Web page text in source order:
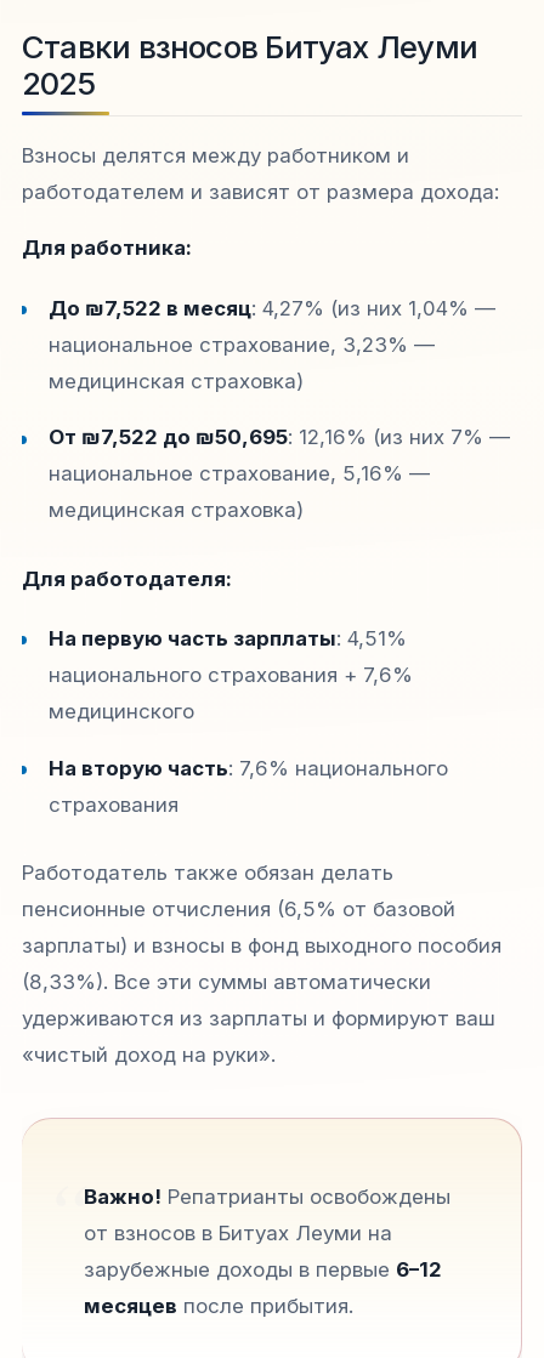
Ставки взносов Битуах Леуми
2025
Взносы делятся между работником и
работодателем и зависят от размера дохода:​​
Для работника:
До ₪7,522 в месяц: 4,27% (из них 1,04% —
национальное страхование, 3,23% —
медицинская страховка)​
От ₪7,522 до ₪50,695: 12,16% (из них 7% —
национальное страхование, 5,16% —
медицинская страховка)​
Для работодателя:
На первую часть зарплаты: 4,51%
национального страхования + 7,6%
медицинского​
На вторую часть: 7,6% национального
страхования​
Работодатель также обязан делать
пенсионные отчисления (6,5% от базовой
зарплаты) и взносы в фонд выходного пособия
(8,33%). Все эти суммы автоматически
удерживаются из зарплаты и формируют ваш
«чистый доход на руки».​​
Важно! Репатрианты освобождены
от взносов в Битуах Леуми на
зарубежные доходы в первые 6–12
месяцев после прибытия.​​